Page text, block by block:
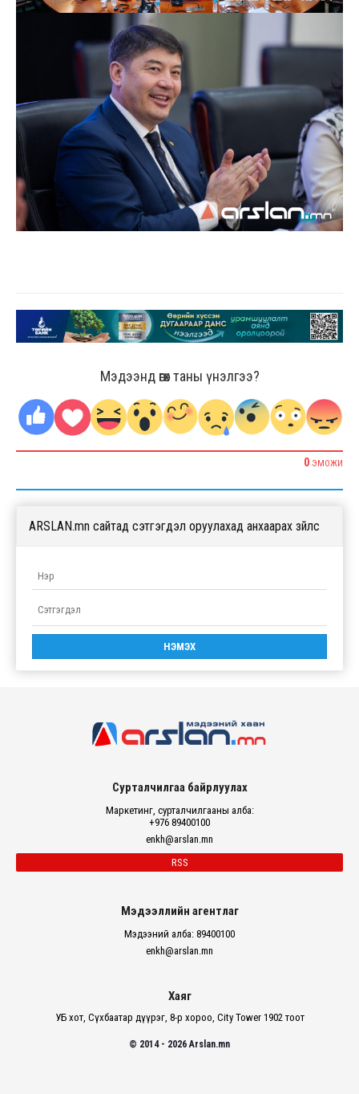
Мэдээнд өгөх таны үнэлгээ?
0 ЭМОЖИ
ARSLAN.mn сайтад сэтгэгдэл оруулахад анхаарах зүйлс
Сурталчилгаа байрлуулах
Маркетинг, сурталчилгааны алба:
+976 89400100
enkh@arslan.mn
RSS
Мэдээллийн агентлаг
Мэдээний алба: 89400100
enkh@arslan.mn
Хаяг
УБ хот, Сүхбаатар дүүрэг, 8-р хороо, City Tower 1902 тоот
© 2014 - 2026 Arslan.mn